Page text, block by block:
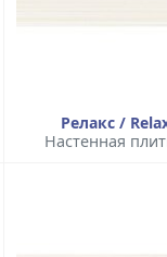
Релакс /
Настенная